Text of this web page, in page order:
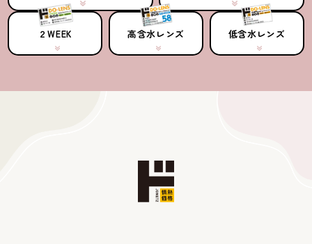
２WEEK 高含水レンズ 低含水レンズ